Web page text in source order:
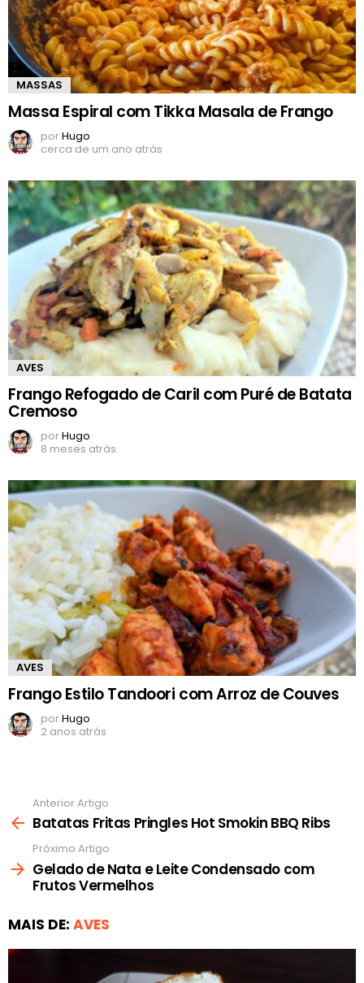
MASSAS
Massa Espiral com Tikka Masala de Frango
porHugo
cerca de um ano atrás
AVES
Frango Refogado de Caril com Puré de Batata
Cremoso
porHugo
8 meses atrás
AVES
Frango Estilo Tandoori com Arroz de Couves
porHugo
2 anos atrás
mais
Anterior Artigo
Batatas Fritas Pringles Hot Smokin BBQ Ribs
Próximo Artigo
Gelado de Nata e Leite Condensado com
Frutos Vermelhos
MAIS DE: AVES